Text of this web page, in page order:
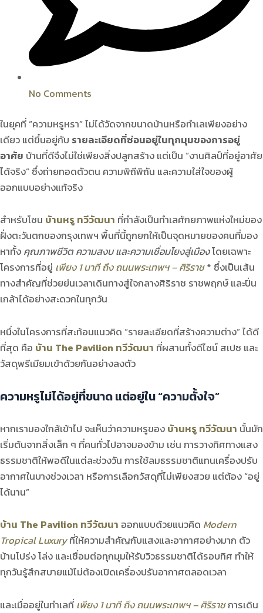
No Comments
ในยุคที่ “ความหรูหรา” ไม่ได้วัดจากขนาดบ้านหรือทำเลเพียงอย่าง
เดียว แต่ขึ้นอยู่กับ รายละเอียดที่ซ่อนอยู่ในทุกมุมของการอยู่
อาศัย บ้านที่ดีจึงไม่ใช่เพียงสิ่งปลูกสร้าง แต่เป็น “งานศิลป์ที่อยู่อาศัย
ได้จริง” ซึ่งถ่ายทอดตัวตน ความพิถีพิถัน และความใส่ใจของผู้
ออกแบบอย่างแท้จริง
สำหรับโซน บ้านหรู ทวีวัฒนา ที่กำลังเป็นทำเลศักยภาพแห่งใหม่ของ
ฝั่งตะวันตกของกรุงเทพฯ พื้นที่นี้ถูกยกให้เป็นจุดหมายของคนที่มอง
หาทั้ง คุณภาพชีวิต ความสงบ และความเชื่อมโยงสู่เมืองโดยเฉพาะ
โครงการที่อยู่ เพียง 1 นาที ถึง ถนนพระเทพฯ – ศิริราช* ซึ่งเป็นเส้น
ทางสำคัญที่ช่วยย่นเวลาเดินทางสู่ใจกลางศิริราช ราชพฤกษ์ และปิ่น
เกล้าได้อย่างสะดวกในทุกวัน
หนึ่งในโครงการที่สะท้อนแนวคิด “รายละเอียดที่สร้างความต่าง” ได้ดี
ที่สุด คือ บ้าน The Pavilion ทวีวัฒนา ที่ผสานทั้งดีไซน์ สเปซ และ
วัสดุพรีเมียมเข้าด้วยกันอย่างลงตัว
ความหรูไม่ได้อยู่ที่ขนาด แต่อยู่ใน “ความตั้งใจ”
หากเรามองใกล้เข้าไป จะเห็นว่าความหรูของ บ้านหรู ทวีวัฒนา นั้นมัก
เริ่มต้นจากสิ่งเล็ก ๆ ที่คนทั่วไปอาจมองข้าม เช่น การวางทิศทางแสง
ธรรมชาติให้พอดีในแต่ละช่วงวัน การใช้ลมธรรมชาติแทนเครื่องปรับ
อากาศในบางช่วงเวลา หรือการเลือกวัสดุที่ไม่เพียงสวย แต่ต้อง “อยู่
ได้นาน”
บ้าน The Pavilion ทวีวัฒนา ออกแบบด้วยแนวคิด Modern
Tropical Luxuryที่ให้ความสำคัญกับแสงและอากาศอย่างมาก ตัว
บ้านโปร่ง โล่ง และเชื่อมต่อทุกมุมให้รับวิวธรรมชาติได้รอบทิศ ทำให้
ทุกวันรู้สึกสบายแม้ไม่ต้องเปิดเครื่องปรับอากาศตลอดเวลา
และเมื่ออยู่ในทำเลที่ เพียง 1 นาที ถึง ถนนพระเทพฯ – ศิริราชการเดิน